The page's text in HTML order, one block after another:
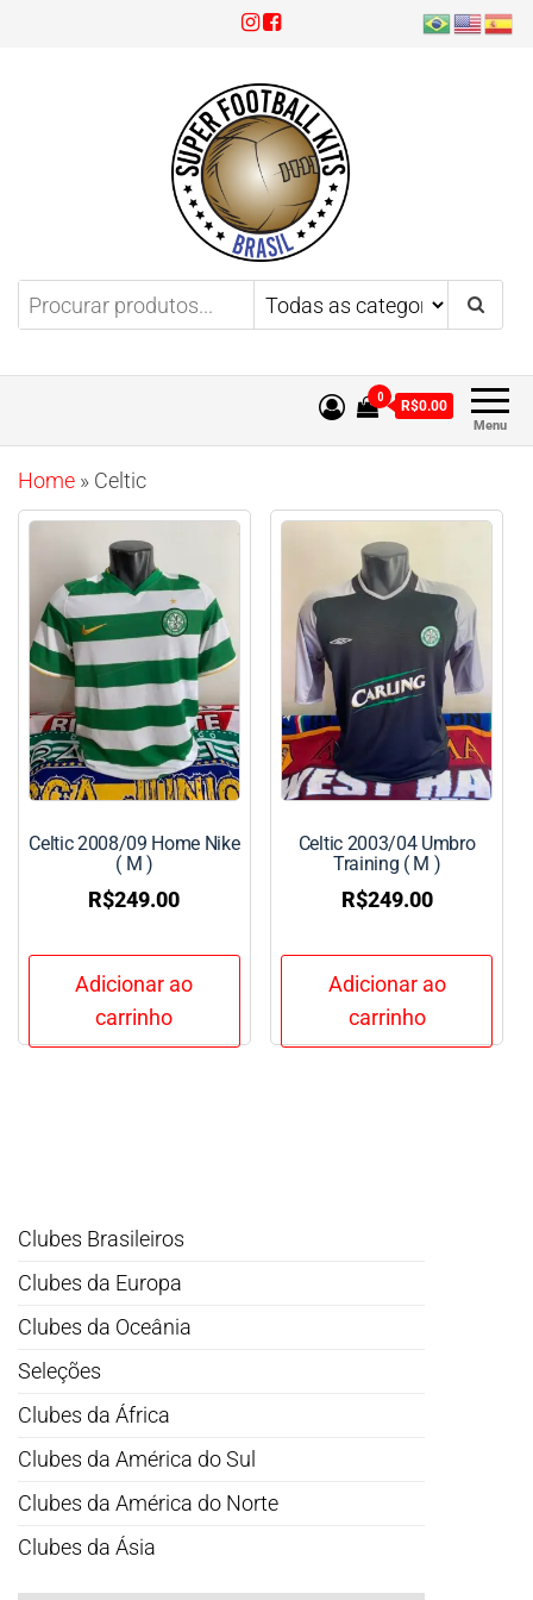
Super Football KitsAproveite 3x sem juros!
Menu
0
R$0.00
Home » Celtic
Celtic 2008/09 Home Nike
( M )
R$249.00
Adicionar ao
carrinho
Celtic 2003/04 Umbro
Training ( M )
R$249.00
Adicionar ao
carrinho
Clubes Brasileiros
Clubes da Europa
Clubes da Oceânia
Seleções
Clubes da África
Clubes da América do Sul
Clubes da América do Norte
Clubes da Ásia